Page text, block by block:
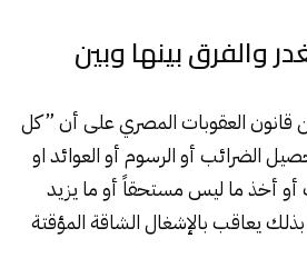
والفرق بينها وبين
نصت المادة 114 من قانون العقوبات المصري على أن ” كل
الضرائب أو الرسوم أو العوائد او
أو أخذ ما ليس مستحقاً أو ما يزيد
يعاقب بالإشغال الشاقة المؤقتة